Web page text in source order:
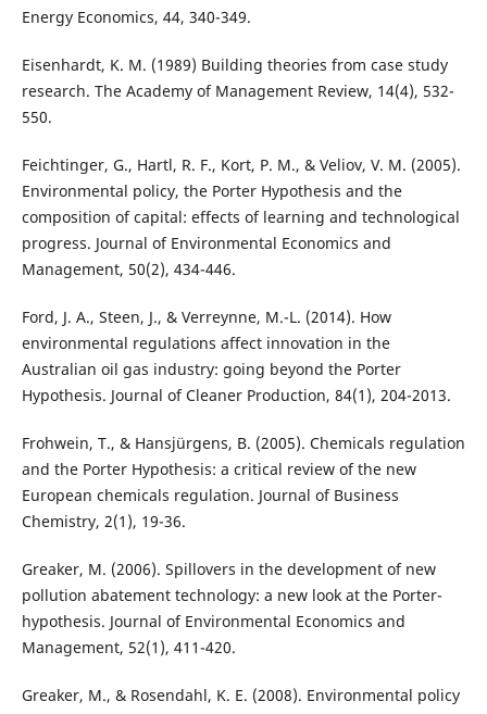
Energy Economics, 44, 340-349.
Eisenhardt, K. M. (1989) Building theories from case study
research. The Academy of Management Review, 14(4), 532-
550.
Feichtinger, G., Hartl, R. F., Kort, P. M., & Veliov, V. M. (2005).
Environmental policy, the Porter Hypothesis and the
composition of capital: effects of learning and technological
progress. Journal of Environmental Economics and
Management, 50(2), 434-446.
Ford, J. A., Steen, J., & Verreynne, M.-L. (2014). How
environmental regulations affect innovation in the
Australian oil gas industry: going beyond the Porter
Hypothesis. Journal of Cleaner Production, 84(1), 204-2013.
Frohwein, T., & Hansjürgens, B. (2005). Chemicals regulation
and the Porter Hypothesis: a critical review of the new
European chemicals regulation. Journal of Business
Chemistry, 2(1), 19-36.
Greaker, M. (2006). Spillovers in the development of new
pollution abatement technology: a new look at the Porter-
hypothesis. Journal of Environmental Economics and
Management, 52(1), 411-420.
Greaker, M., & Rosendahl, K. E. (2008). Environmental policy